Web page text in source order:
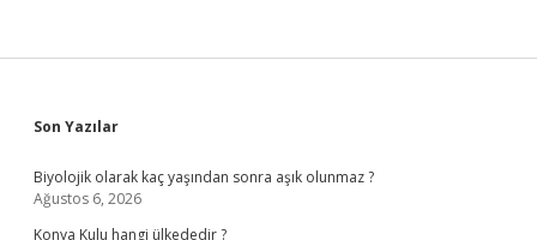
Sidebar
Son Yazılar
Biyolojik olarak kaç yaşından sonra aşık olunmaz ?
Ağustos 6, 2026
Konya Kulu hangi ülkededir ?